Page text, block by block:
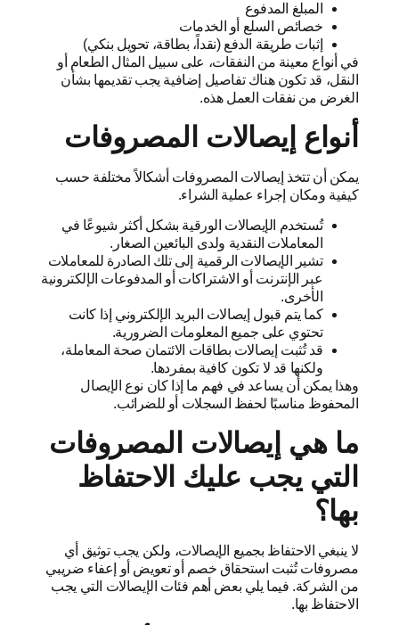
المبلغ المدفوع
خصائص السلع أو الخدمات
إثبات طريقة الدفع (نقداً، بطاقة، تحويل بنكي)
في أنواع معينة من النفقات، على سبيل المثال الطعام أو
النقل، قد تكون هناك تفاصيل إضافية يجب تقديمها بشأن
الغرض من نفقات العمل هذه.
أنواع إيصالات المصروفات
يمكن أن تتخذ إيصالات المصروفات أشكالاً مختلفة حسب
كيفية ومكان إجراء عملية الشراء.
تُستخدم الإيصالات الورقية بشكل أكثر شيوعًا في
المعاملات النقدية ولدى البائعين الصغار.
تشير الإيصالات الرقمية إلى تلك الصادرة للمعاملات
عبر الإنترنت أو الاشتراكات أو المدفوعات الإلكترونية
الأخرى.
كما يتم قبول إيصالات البريد الإلكتروني إذا كانت
تحتوي على جميع المعلومات الضرورية.
قد تُثبت إيصالات بطاقات الائتمان صحة المعاملة،
ولكنها قد لا تكون كافية بمفردها.
وهذا يمكن أن يساعد في فهم ما إذا كان نوع الإيصال
المحفوظ مناسبًا لحفظ السجلات أو للضرائب.
ما هي إيصالات المصروفات
التي يجب عليك الاحتفاظ
بها؟
لا ينبغي الاحتفاظ بجميع الإيصالات، ولكن يجب توثيق أي
مصروفات تُثبت استحقاق خصم أو تعويض أو إعفاء ضريبي
من الشركة. فيما يلي بعض أهم فئات الإيصالات التي يجب
الاحتفاظ بها.